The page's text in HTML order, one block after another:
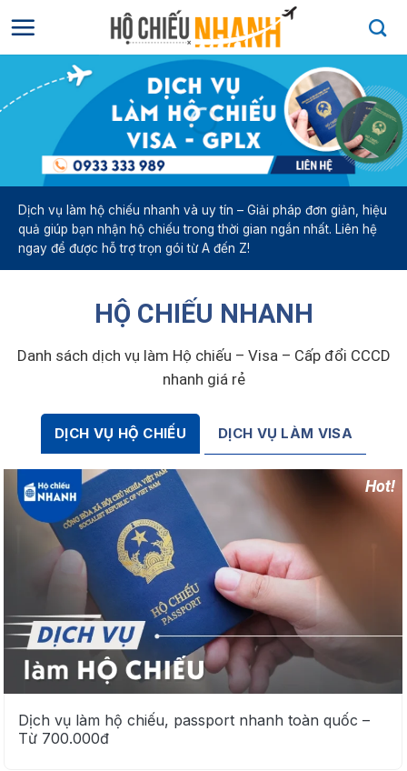
qua
nội
Dịch vụ làm hộ chiếu nhanh và uy tín – Giải pháp đơn giản, hiệu
quả giúp bạn nhận hộ chiếu trong thời gian ngắn nhất. Liên hệ
ngay để được hỗ trợ trọn gói từ A đến Z!
HỘ CHIẾU NHANH
Danh sách dịch vụ làm Hộ chiếu – Visa – Cấp đổi CCCD
nhanh giá rẻ
DỊCH VỤ HỘ CHIẾU DỊCH VỤ LÀM VISA
Dịch vụ làm hộ chiếu, passport nhanh toàn quốc –
Từ 700.000đ
Họ và tên *
Điện thoại *
Nhập số điện thoại
cần được tư vấn
Dịch vụ cần tư
vấn*
Tư vấn
cho tôi